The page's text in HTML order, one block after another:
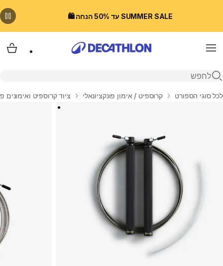
SUMMER SALE עד 50% הנחה 🛍️
Menu
פתיחת חיפוש
בית
לכל סוגי הספורט קרוספיט / אימון פונקציונאלי ציוד קרוספיט ואימונים